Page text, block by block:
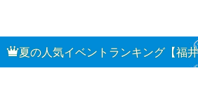
夏の人気イベントランキング【福井